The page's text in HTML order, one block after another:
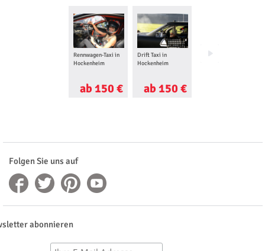
Rennwagen-Taxi in
Hockenheim
ab 150 €
Drift Taxi in
Hockenheim
ab 150 €
Kart fahren in
Folgen Sie uns auf
abonnieren